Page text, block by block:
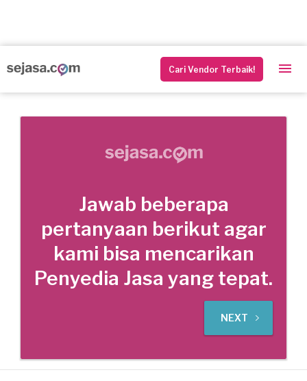
Cari Vendor Terbaik!
Jawab beberapa
pertanyaan berikut agar
kami bisa mencarikan
Penyedia Jasa yang tepat.
NEXT